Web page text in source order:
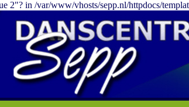
in /var/www/vhosts/sepp.nl/httpdocs/